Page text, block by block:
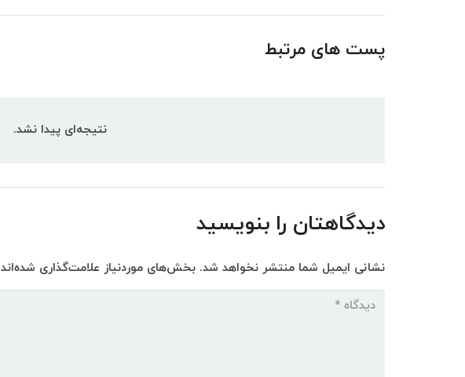
پست های مرتبط
نتیجه‌ای پیدا نشد.
دیدگاهتان را بنویسید
نشانی ایمیل شما منتشر نخواهد شد. بخش‌های موردنیاز علامت‌گذاری شده‌اند